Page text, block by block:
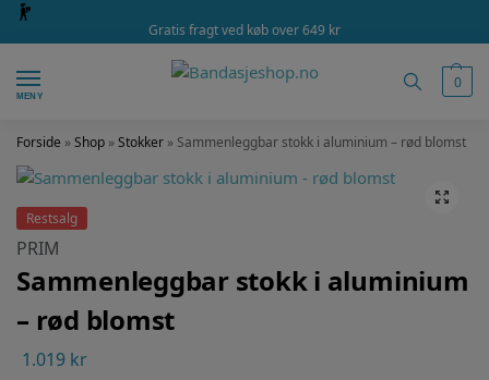
Gratis fragt ved køb over 649 kr
MENY
0
Forside »Shop »Stokker » Sammenleggbar stokk i aluminium – rød blomst
Restsalg
PRIM
Sammenleggbar stokk i aluminium
– rød blomst
1.019 kr